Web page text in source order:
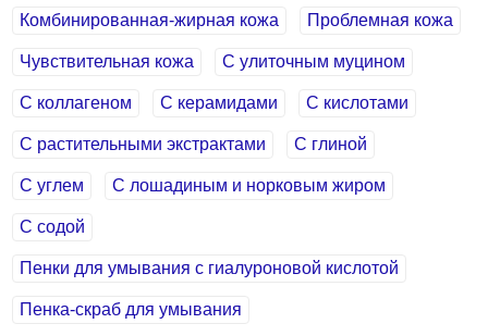
Комбинированная-жирная кожа Проблемная кожа
Чувствительная кожа С улиточным муцином
С коллагеном С керамидами С кислотами
С растительными экстрактами С глиной
С углем С лошадиным и норковым жиром
С содой
Пенки для умывания с гиалуроновой кислотой
Пенка-скраб для умывания